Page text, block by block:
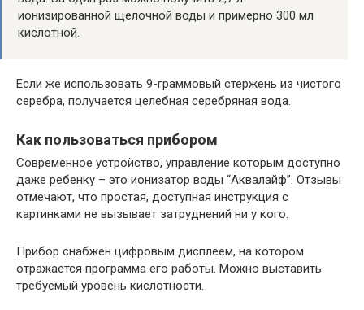
ионизированной щелочной воды и примерно 300 мл
кислотной.
Если же использовать 9-граммовый стержень из чистого
серебра, получается целебная серебряная вода.
Как пользоваться прибором
Современное устройство, управление которым доступно
даже ребенку – это ионизатор воды “Аквалайф”. Отзывы
отмечают, что простая, доступная инструкция с
картинками не вызывает затруднений ни у кого.
Прибор снабжен цифровым дисплеем, на котором
отражается программа его работы. Можно выставить
требуемый уровень кислотности.